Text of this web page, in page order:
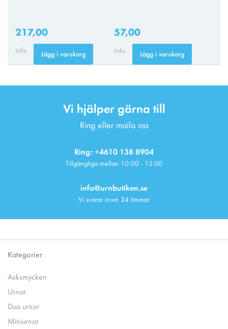
217,00
Info Lägg i varukorg
57,00
Info Lägg i varukorg
Vi hjälper gärna till
Ring eller maila oss
Ring: +4610 138 8904
Tillgängliga mellan 10:00 - 15:00
info@urnbutiken.se
Vi svarar inom 24 timmar
Kategorier
Asksmycken
Urnor
Duo urnor
Miniurnor